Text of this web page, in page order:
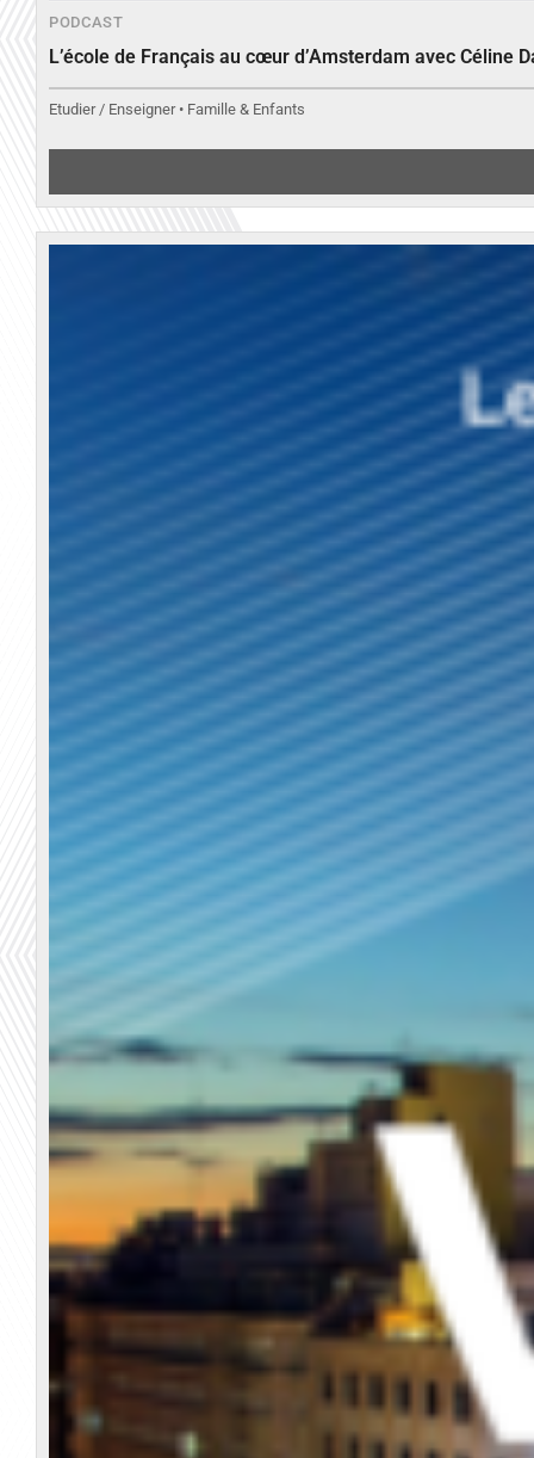
PODCAST
L’école de Français au cœur d’Amsterdam avec Céline
Etudier / Enseigner • Famille & Enfants